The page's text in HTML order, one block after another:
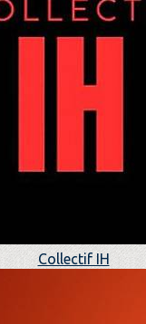
Collectif IH